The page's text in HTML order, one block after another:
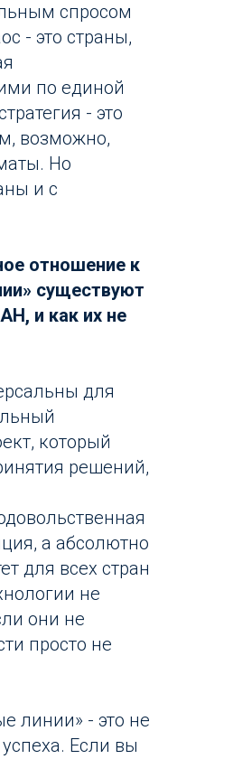
спросом
- это страны,
по единой
- это
возможно,
Но
и с
отношение к
существуют
и как их не
для
который
решений,
а абсолютно
для всех стран
не
они не
просто не
линии» - это не
Если вы